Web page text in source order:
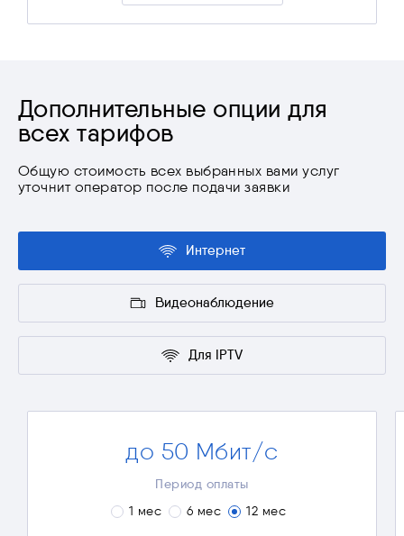
Дополнительные опции для
всех тарифов
Общую стоимость всех выбранных вами услуг
уточнит оператор после подачи заявки
Интернет
Видеонаблюдение
Для IPTV
до 50 Мбит/с
Период оплаты
1 мес 6 мес 12 мес
3-4 устройства